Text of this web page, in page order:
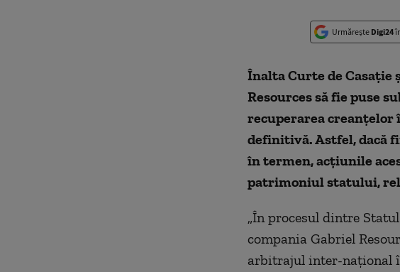
Urmărește Digi24
Înalta Curte de Casaţie
Resources să fie puse
recuperarea creanţelor
definitivă. Astfel, dacă
în termen, acţiunile
patrimoniul statului,
„În procesul dintre
compania Gabriel
arbitrajul inter-naţional